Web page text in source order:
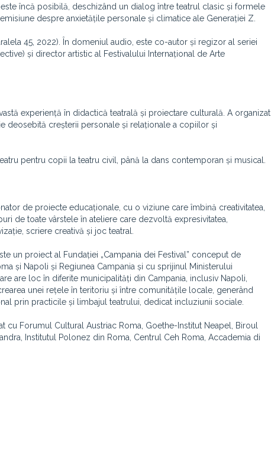
încă posibilă, deschizând un dialog între teatrul clasic și formele
despre anxietățile personale și climatice ale Generației Z.
45, 2022). În domeniul audio, este co-autor și regizor al seriei
și director artistic al Festivalului Internațional de Arte
experiență în didactică teatrală și proiectare culturală. A organizat
deosebită creșterii personale și relaționale a copiilor și
pentru copii la teatru civil, până la dans contemporan și musical.
de proiecte educaționale, cu o viziune care îmbină creativitatea,
de toate vârstele în ateliere care dezvoltă expresivitatea,
scriere creativă și joc teatral.
un proiect al Fundației „Campania dei Festival” conceput de
și Napoli și Regiunea Campania și cu sprijinul Ministerului
are loc în diferite municipalități din Campania, inclusiv Napoli,
unei rețele în teritoriu și între comunitățile locale, generând
prin practicile și limbajul teatrului, dedicat incluziunii sociale.
cu Forumul Cultural Austriac Roma, Goethe-Institut Neapel, Biroul
Institutul Polonez din Roma, Centrul Ceh Roma, Accademia di